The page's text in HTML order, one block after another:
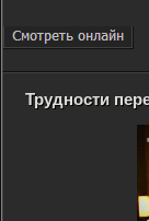
Трудности